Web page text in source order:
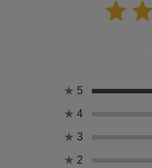
★ 5
★ 4
★ 3
★ 2